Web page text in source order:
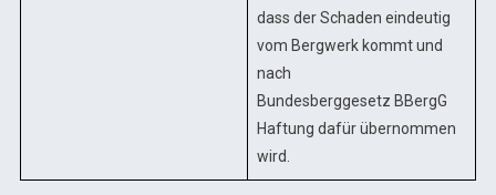
dass der Schaden eindeutig
vom Bergwerk kommt und
nach
Bundesberggesetz BBergG
Haftung dafür übernommen
wird.